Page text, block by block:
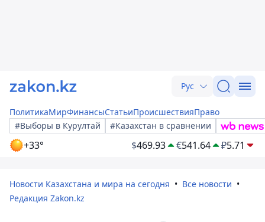
Рус
ПолитикаМирФинансыСтатьиПроисшествияПраво
#Выборы в Курултай
#Казахстан в сравнении
+33° $469.93 €541.64 ₽5.71
Новости Казахстана и мира на сегодня
Все новости
Редакция Zakon.kz